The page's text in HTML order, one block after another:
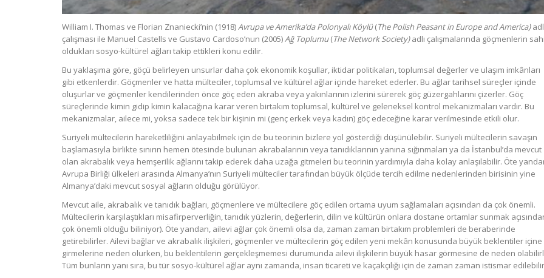
William I. Thomas ve Florian Znaniecki’nin (1918)Avrupa ve Amerika’da Polonyalı Köylü(The Polish Peasant in Europe and America)
çalışması ile Manuel Castells ve Gustavo Cardoso’nun (2005)Ağ Toplumu(The Network Society)adlı çalışmalarında göçmenlerin
oldukları sosyo-kültürel ağları takip ettikleri konu edilir.
Bu yaklaşıma göre, göçü belirleyen unsurlar daha çok ekonomik koşullar, iktidar politikaları, toplumsal değerler ve ulaşım imkânları
gibi etkenlerdir. Göçmenler ve hatta mülteciler, toplumsal ve kültürel ağlar içinde hareket ederler. Bu ağlar tarihsel süreçler içinde
oluşurlar ve göçmenler kendilerinden önce göç eden akraba veya yakınlarının izlerini sürerek göç güzergahlarını çizerler. Göç
süreçlerinde kimin gidip kimin kalacağına karar veren birtakım toplumsal, kültürel ve geleneksel kontrol mekanizmaları vardır. Bu
mekanizmalar, ailece mi, yoksa sadece tek bir kişinin mi (genç erkek veya kadın) göç edeceğine karar verilmesinde etkili olur.
Suriyeli mültecilerin hareketliliğini anlayabilmek için de bu teorinin bizlere yol gösterdiği düşünülebilir. Suriyeli mültecilerin savaşın
başlamasıyla birlikte sınırın hemen ötesinde bulunan akrabalarının veya tanıdıklarının yanına sığınmaları ya da İstanbul’da mevcut
olan akrabalık veya hemşerilik ağlarını takip ederek daha uzağa gitmeleri bu teorinin yardımıyla daha kolay anlaşılabilir. Öte
Avrupa Birliği ülkeleri arasında Almanya’nın Suriyeli mülteciler tarafından büyük ölçüde tercih edilme nedenlerinden birisinin yine
Almanya’daki mevcut sosyal ağların olduğu görülüyor.
Mevcut aile, akrabalık ve tanıdık bağları, göçmenlere ve mültecilere göç edilen ortama uyum sağlamaları açısından da çok önemli.
Mültecilerin karşılaştıkları misafirperverliğin, tanıdık yüzlerin, değerlerin, dilin ve kültürün onlara dostane ortamlar sunmak
çok önemli olduğu biliniyor). Öte yandan, ailevi ağlar çok önemli olsa da, zaman zaman birtakım problemleri de beraberinde
getirebilirler. Ailevi bağlar ve akrabalık ilişkileri, göçmenler ve mültecilerin göç edilen yeni mekân konusunda büyük beklentiler içine
girmelerine neden olurken, bu beklentilerin gerçekleşmemesi durumunda ailevi ilişkilerin büyük hasar görmesine de neden
Tüm bunların yanı sıra, bu tür sosyo-kültürel ağlar aynı zamanda, insan ticareti ve kaçakçılığı için de zaman zaman istismar